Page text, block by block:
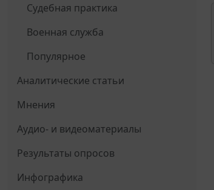
Судебная практика
Военная служба
Популярное
Аналитические статьи
Мнения
Аудио- и видеоматериалы
Результаты опросов
Инфографика